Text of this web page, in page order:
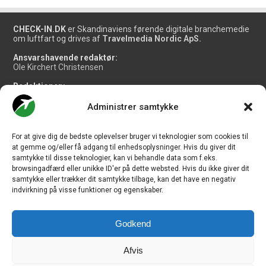
Administrer samtykke
For at give dig de bedste oplevelser bruger vi teknologier som cookies til
at gemme og/eller få adgang til enhedsoplysninger. Hvis du giver dit
samtykke til disse teknologier, kan vi behandle data som f.eks.
browsingadfærd eller unikke ID'er på dette websted. Hvis du ikke giver dit
samtykke eller trækker dit samtykke tilbage, kan det have en negativ
indvirkning på visse funktioner og egenskaber.
Godkend
Afvis
CHECK-IN.DK er Skandinaviens førende digitale branchemedie
om luftfart og drives af Travelmedia Nordic ApS.
Ansvarshavende redaktør:
Ole Kirchert Christensen
Redaktionen:
Christian Granhøj Skouboe
Henrik Baumgarten
Danny Longhi Andreasen
Salg og jobannoncer:
salg@travelmedianordic.com
Vi tager ansvar for indholdet og er tilmeldt